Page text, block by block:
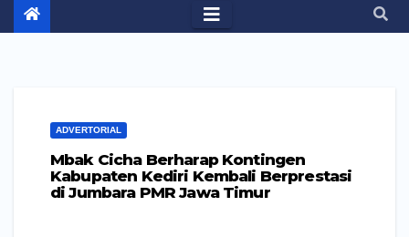
ADVERTORIAL
Mbak Cicha Berharap Kontingen
Kabupaten Kediri Kembali Berprestasi
di Jumbara PMR Jawa Timur